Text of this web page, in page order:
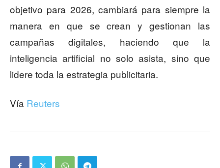
objetivo para 2026, cambiará para siempre la
manera en que se crean y gestionan las
campañas digitales, haciendo que la
inteligencia artificial no solo asista, sino que
lidere toda la estrategia publicitaria.
Vía Reuters